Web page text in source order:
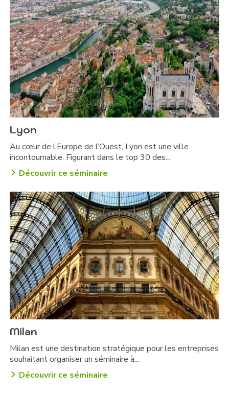
Lyon
Au cœur de l’Europe de l’Ouest, Lyon est une ville
incontournable. Figurant dans le top 30 des...
Découvrir ce séminaire
Milan
Milan est une destination stratégique pour les entreprises
souhaitant organiser un séminaire à...
Découvrir ce séminaire